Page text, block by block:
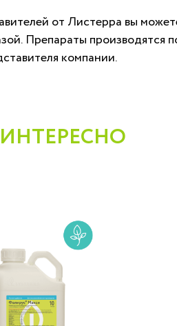
от Листерра вы
Препараты
компании.